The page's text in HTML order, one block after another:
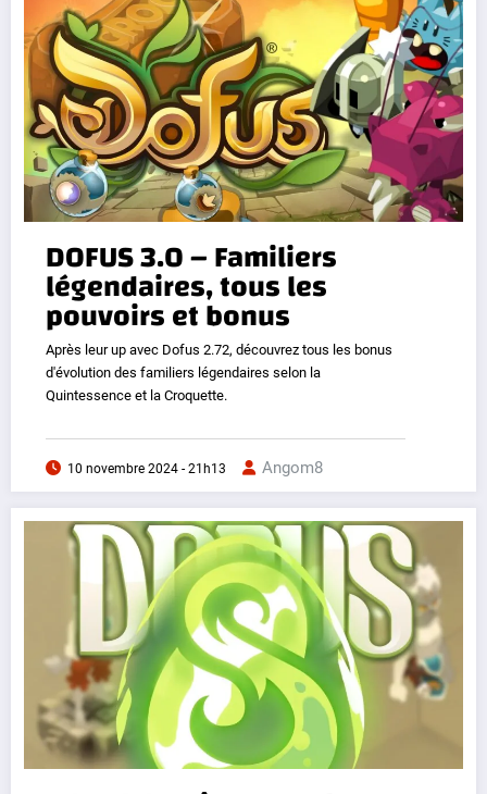
DOFUS 3.0 – Familiers
légendaires, tous les
pouvoirs et bonus
Après leur up avec Dofus 2.72, découvrez tous les bonus
d'évolution des familiers légendaires selon la
Quintessence et la Croquette.
10 novembre 2024 - 21h13 Angom8